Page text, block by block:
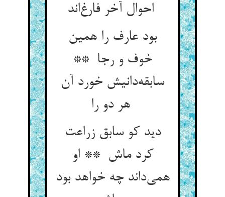
بود عارف را همین
خوف و رجا **
سابقه‌دانیش خورد آن
دید کو سابق زراعت
کرد ماش ** او
همی‌داند چه خواهد بود